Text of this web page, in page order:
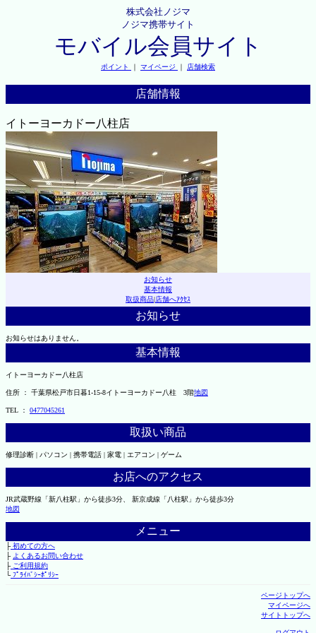
株式会社ノジマ
ノジマ携帯サイト
モバイル会員サイト
ポイント ｜ マイページ ｜ 店舗検索
店舗情報
イトーヨーカドー八柱店
お知らせ
基本情報
取扱商品|店舗へｱｸｾｽ
お知らせ
お知らせはありません。
基本情報
イトーヨーカドー八柱店
住所 ： 千葉県松戸市日暮1-15-8イトーヨーカドー八柱 3階地図
TEL ： 0477045261
取扱い商品
修理診断 | パソコン | 携帯電話 | 家電 | エアコン | ゲーム
お店へのアクセス
JR武蔵野線「新八柱駅」から徒歩3分、 新京成線「八柱駅」から徒歩3分
地図
メニュー
├初めての方へ
├ よくあるお問い合わせ
├ご利用規約
└ﾌﾟﾗｲﾊﾞｼｰﾎﾟﾘｼｰ
ページトップへ
マイページへ
サイトトップへ